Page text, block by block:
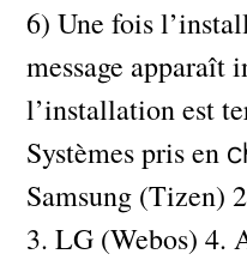
6) Une fois
message apparaît
l’installation est
Systèmes pris en
Samsung (Tizen)
3. LG (Webos) 4.